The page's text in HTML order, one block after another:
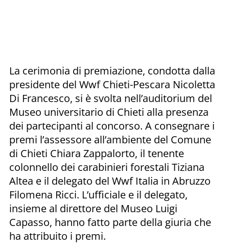
La cerimonia di premiazione, condotta dalla
presidente del Wwf Chieti-Pescara Nicoletta
Di Francesco, si è svolta nell’auditorium del
Museo universitario di Chieti alla presenza
dei partecipanti al concorso. A consegnare i
premi l’assessore all’ambiente del Comune
di Chieti Chiara Zappalorto, il tenente
colonnello dei carabinieri forestali Tiziana
Altea e il delegato del Wwf Italia in Abruzzo
Filomena Ricci. L’ufficiale e il delegato,
insieme al direttore del Museo Luigi
Capasso, hanno fatto parte della giuria che
ha attribuito i premi.